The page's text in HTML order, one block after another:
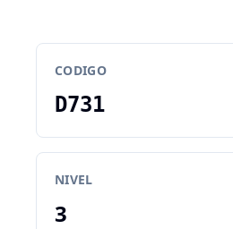
CODIGO
D731
NIVEL
3